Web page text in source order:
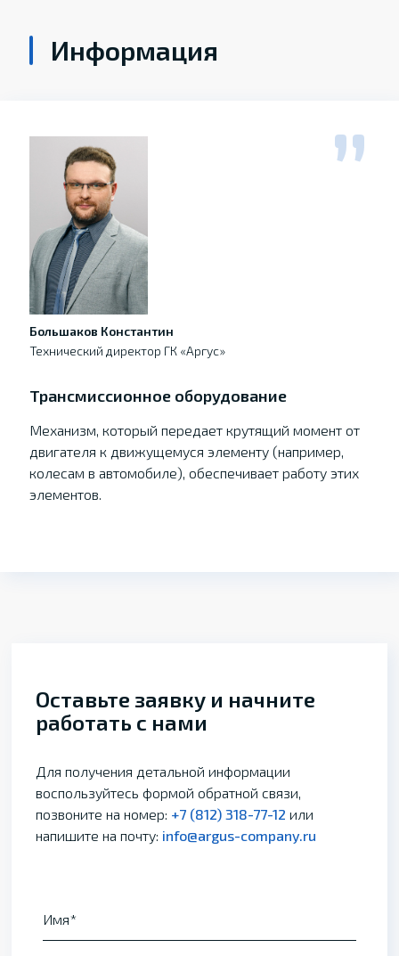
Информация
Большаков Константин
Технический директор ГК «Аргус»
Трансмиссионное оборудование
Механизм, который передает крутящий момент от
двигателя к движущемуся элементу (например,
колесам в автомобиле), обеспечивает работу этих
элементов.
Оставьте заявку и начните
работать с нами
Для получения детальной информации
воспользуйтесь формой обратной связи,
позвоните на номер: +7 (812) 318-77-12 или
напишите на почту: info@argus-company.ru
Имя